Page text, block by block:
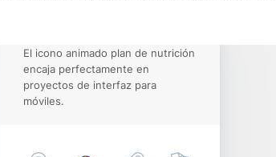
El icono animado plan de nutrición
encaja perfectamente en
proyectos de interfaz para
móviles.